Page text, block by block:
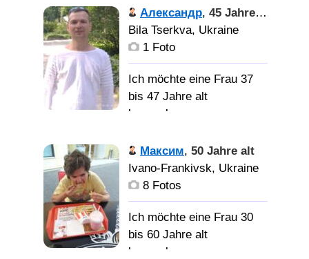
Разыскиваю свою
Любимую, может она
Пани...
все при
переписке
познакомлюсь с
девушкой для серьезных
отношений и создание
меня таким какой я есть
Александр, 45 Jahre alt
Bila Tserkva, Ukraine
1 Foto
Ich möchte eine Frau 37
bis 47 Jahre alt
kennenlernen
Общительный,
временами романтик,
Женщину для
романтики, любви,
Максим, 50 Jahre alt
Ivano-Frankivsk, Ukraine
8 Fotos
Ich möchte eine Frau 30
bis 60 Jahre alt
kennenlernen